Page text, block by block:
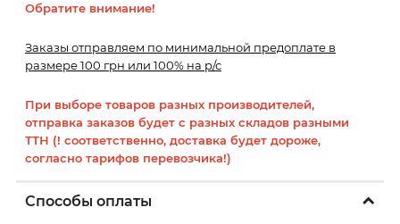
Обратите внимание!
Заказы отправляем по минимальной предоплате в
размере 100 грн или 100% на р/с
При выборе товаров разных производителей,
отправка заказов будет с разных складов разными
ТТН (! соответственно, доставка будет дороже,
согласно тарифов перевозчика!)
Способы оплаты